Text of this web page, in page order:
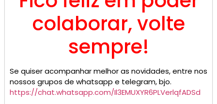
colaborar, volte
sempre!
Se quiser acompanhar melhor as novidades, entre nos
nossos grupos de whatsapp e telegram, bjo.
https://chat.whatsapp.com/Il3EMUXYR6PLVerlqfADSd